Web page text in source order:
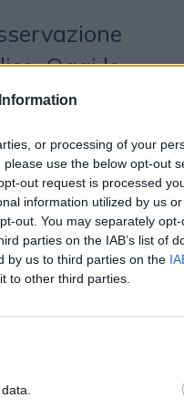
or processing of your
use the below opt-out
out request is processed
information utilized by us
out. You may separately
parties on the IAB’s list of
by us to third parties on the
to other third parties.
Oggi le
schermi
anche
mai. Lo
e gli
in
perché il
Oggi il
miliardi di
tratta più